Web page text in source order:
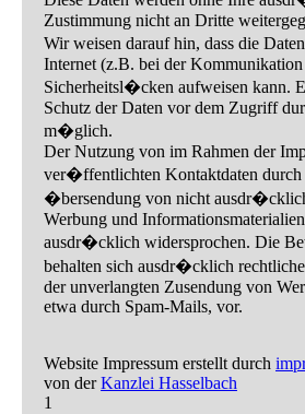
Zustimmung nicht an Dritte
Wir weisen darauf hin, dass die
Internet (z.B. bei der
Sicherheitsl�cken aufweisen kann.
Schutz der Daten vor dem Zugriff
m�glich.
Der Nutzung von im Rahmen der
ver�ffentlichten Kontaktdaten
�bersendung von nicht
Werbung und
ausdr�cklich widersprochen. Die
behalten sich ausdr�cklich
der unverlangten Zusendung von
etwa durch Spam-Mails, vor.
Website Impressum erstellt durch
von derKanzlei Hasselbach
1